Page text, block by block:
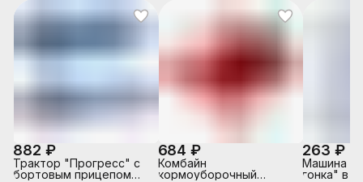
882 ₽
Трактор "Прогресс" с
бортовым прицепом
684 ₽
Комбайн
кормоуборочный
263 ₽
Машина
гонка" в